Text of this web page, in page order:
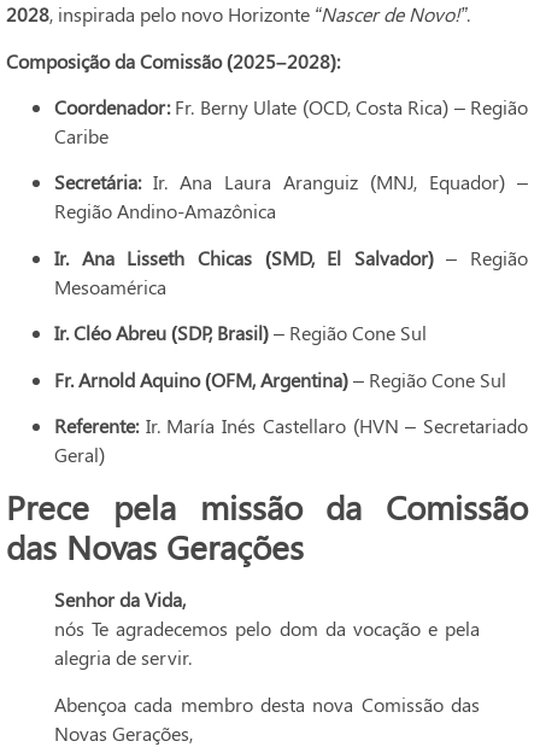
2028, inspirada pelo novo Horizonte “Nascer de Novo!”.
Composição da Comissão (2025–2028):
Coordenador:Fr. Berny Ulate (OCD, Costa Rica) – Região
Caribe
Secretária:Ir. Ana Laura Aranguiz (MNJ, Equador) –
Região Andino-Amazônica
Ir. Ana Lisseth Chicas (SMD, El Salvador)– Região
Mesoamérica
Ir. Cléo Abreu (SDP, Brasil)– Região Cone Sul
Fr. Arnold Aquino (OFM, Argentina)– Região Cone Sul
Referente:Ir. María Inés Castellaro (HVN – Secretariado
Geral)
Prece pela missão da Comissão
das Novas Gerações
Senhor da Vida,
nós Te agradecemos pelo dom da vocação e pela
alegria de servir.
Abençoa cada membro desta nova Comissão das
Novas Gerações,